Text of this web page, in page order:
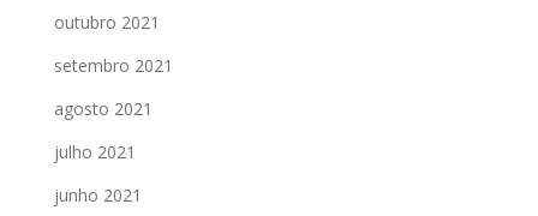
outubro 2021
setembro 2021
agosto 2021
julho 2021
junho 2021